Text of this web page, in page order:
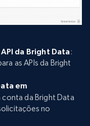
da Bright Data:
as APIs da Bright
em
conta da Bright Data
no